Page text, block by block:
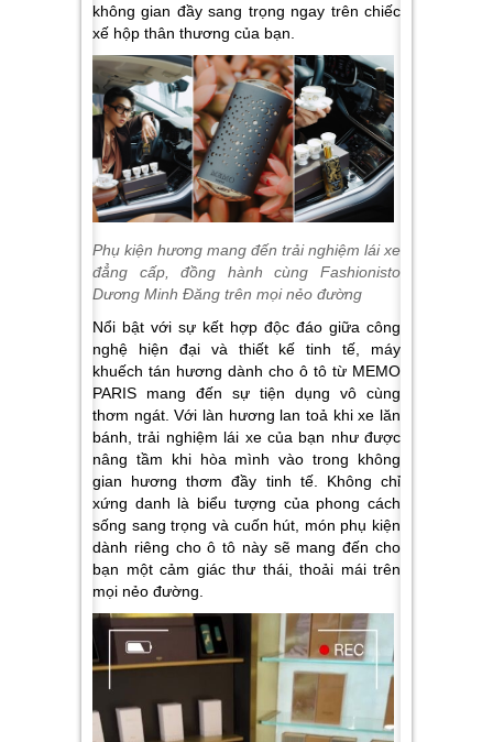
không gian đầy sang trọng ngay trên chiếc
xế hộp thân thương của bạn.
Phụ kiện hương mang đến trải nghiệm lái xe
đẳng cấp, đồng hành cùng Fashionisto
Dương Minh Đăng trên mọi nẻo đường
Nổi bật với sự kết hợp độc đáo giữa công
nghệ hiện đại và thiết kế tinh tế, máy
khuếch tán hương dành cho ô tô từ MEMO
PARIS mang đến sự tiện dụng vô cùng
thơm ngát. Với làn hương lan toả khi xe lăn
bánh, trải nghiệm lái xe của bạn như được
nâng tầm khi hòa mình vào trong không
gian hương thơm đầy tinh tế. Không chỉ
xứng danh là biểu tượng của phong cách
sống sang trọng và cuốn hút, món phụ kiện
dành riêng cho ô tô này sẽ mang đến cho
bạn một cảm giác thư thái, thoải mái trên
mọi nẻo đường.